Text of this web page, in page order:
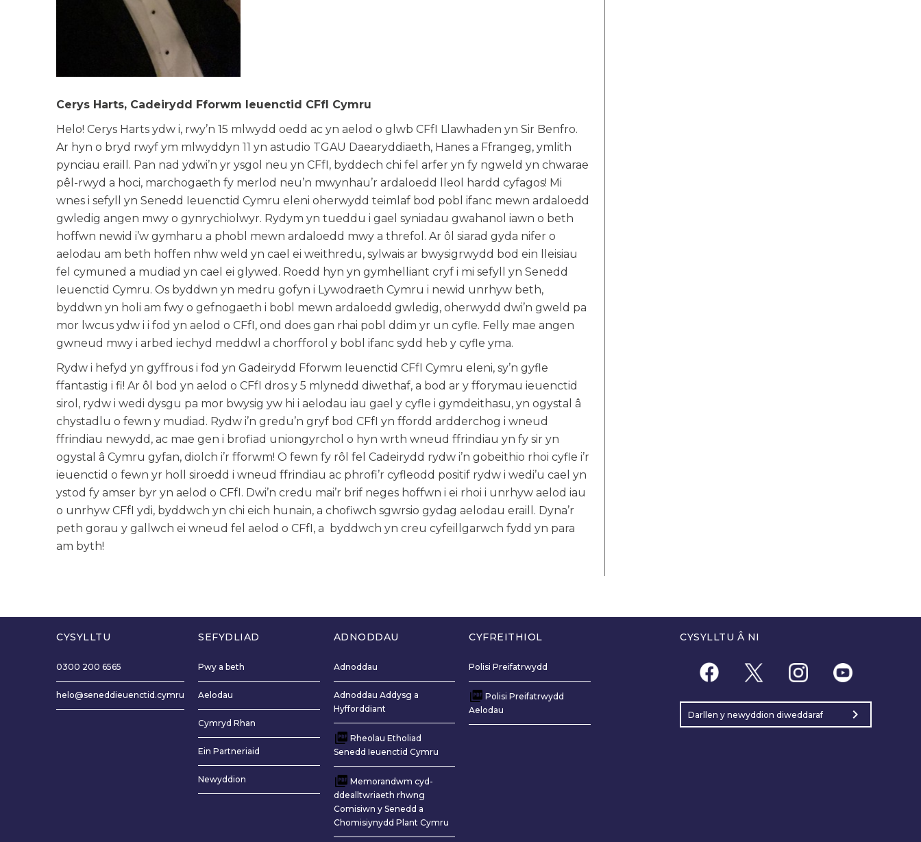
Cerys Harts, Cadeirydd Fforwm Ieuenctid CFfI Cymru
Helo! Cerys Harts ydw i, rwy’n 15 mlwydd oedd ac yn aelod o glwb CFfI Llawhaden yn Sir Benfro.
Ar hyn o bryd rwyf ym mlwyddyn 11 yn astudio TGAU Daearyddiaeth, Hanes a Ffrangeg, ymlith
pynciau eraill. Pan nad ydwi’n yr ysgol neu yn CFfI, byddech chi fel arfer yn fy ngweld yn chwarae
pêl-rwyd a hoci, marchogaeth fy merlod neu’n mwynhau’r ardaloedd lleol hardd cyfagos! Mi
wnes i sefyll yn Senedd Ieuenctid Cymru eleni oherwydd teimlaf bod pobl ifanc mewn ardaloedd
gwledig angen mwy o gynrychiolwyr. Rydym yn tueddu i gael syniadau gwahanol iawn o beth
hoffwn newid i’w gymharu a phobl mewn ardaloedd mwy a threfol. Ar ôl siarad gyda nifer o
aelodau am beth hoffen nhw weld yn cael ei weithredu, sylwais ar bwysigrwydd bod ein lleisiau
fel cymuned a mudiad yn cael ei glywed. Roedd hyn yn gymhelliant cryf i mi sefyll yn Senedd
Ieuenctid Cymru. Os byddwn yn medru gofyn i Lywodraeth Cymru i newid unrhyw beth,
byddwn yn holi am fwy o gefnogaeth i bobl mewn ardaloedd gwledig, oherwydd dwi’n gweld pa
mor lwcus ydw i i fod yn aelod o CFfI, ond does gan rhai pobl ddim yr un cyfle. Felly mae angen
gwneud mwy i arbed iechyd meddwl a chorfforol y bobl ifanc sydd heb y cyfle yma.
Rydw i hefyd yn gyffrous i fod yn Gadeirydd Fforwm Ieuenctid CFfI Cymru eleni, sy’n gyfle
ffantastig i fi! Ar ôl bod yn aelod o CFfI dros y 5 mlynedd diwethaf, a bod ar y fforymau ieuenctid
sirol, rydw i wedi dysgu pa mor bwysig yw hi i aelodau iau gael y cyfle i gymdeithasu, yn ogystal â
chystadlu o fewn y mudiad. Rydw i’n gredu’n gryf bod CFfI yn ffordd ardderchog i wneud
ffrindiau newydd, ac mae gen i brofiad uniongyrchol o hyn wrth wneud ffrindiau yn fy sir yn
ogystal â Cymru gyfan, diolch i’r fforwm! O fewn fy rôl fel Cadeirydd rydw i’n gobeithio rhoi cyfle i’r
ieuenctid o fewn yr holl siroedd i wneud ffrindiau ac phrofi’r cyfleodd positif rydw i wedi’u cael yn
ystod fy amser byr yn aelod o CFfI. Dwi’n credu mai’r brif neges hoffwn i ei rhoi i unrhyw aelod iau
o unrhyw CFfI ydi, byddwch yn chi eich hunain, a chofiwch sgwrsio gydag aelodau eraill. Dyna’r
peth gorau y gallwch ei wneud fel aelod o CFfI, a byddwch yn creu cyfeillgarwch fydd yn para
am byth!
CYSYLLTU
0300 200 6565
helo@seneddieuenctid.cymru
SEFYDLIAD
Pwy a beth
Aelodau
Cymryd Rhan
Ein Partneriaid
Newyddion
ADNODDAU
Adnoddau
Adnoddau Addysg a
Hyfforddiant
Rheolau Etholiad
Senedd Ieuenctid Cymru
Memorandwm cyd-
ddealltwriaeth rhwng
Comisiwn y Senedd a
Chomisiynydd Plant Cymru
CYFREITHIOL
Polisi Preifatrwydd
Polisi Preifatrwydd
Aelodau
CYSYLLTU Â NI
Darllen y newyddion diweddaraf chevron_right